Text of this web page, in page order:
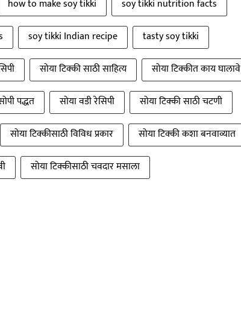
how to make soy tikki
soy tikki nutrition facts
soy tikki Indian recipe
tasty soy tikki
सोया टिक्की साठी साहित्य
सोया टिक्कीत काय घालावे
पद्धत सोया वडी रेसिपी
सोया टिक्की साठी चटणी
सोया टिक्कीसाठी विविध प्रकार
सोया टिक्की कशा बनवाव्यात
सोया टिक्कीसाठी चवदार मसाला